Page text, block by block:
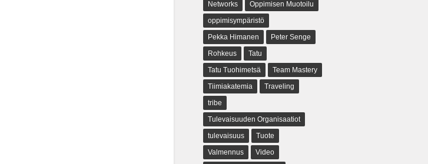
Networks
Oppimisen Muotoilu
oppimisympäristö
Pekka Himanen
Peter Senge
Rohkeus
Tatu
Tatu Tuohimetsä
Team Mastery
Tiimiakatemia
Traveling
tribe
Tulevaisuuden Organisaatiot
tulevaisuus
Tuote
Valmennus
Video